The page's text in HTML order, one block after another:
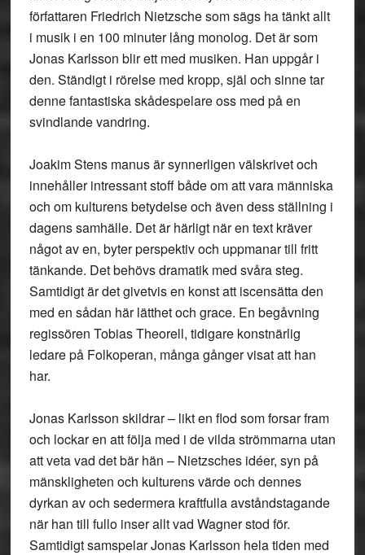
författaren Friedrich Nietzsche som sägs ha tänkt allt
i musik i en 100 minuter lång monolog. Det är som
Jonas Karlsson blir ett med musiken. Han uppgår i
den. Ständigt i rörelse med kropp, själ och sinne tar
denne fantastiska skådespelare oss med på en
svindlande vandring.
Joakim Stens manus är synnerligen välskrivet och
innehåller intressant stoff både om att vara människa
och om kulturens betydelse och även dess ställning i
dagens samhälle. Det är härligt när en text kräver
något av en, byter perspektiv och uppmanar till fritt
tänkande. Det behövs dramatik med svåra steg.
Samtidigt är det givetvis en konst att iscensätta den
med en sådan här lätthet och grace. En begåvning
regissören Tobias Theorell, tidigare konstnärlig
ledare på Folkoperan, många gånger visat att han
har.
Jonas Karlsson skildrar – likt en flod som forsar fram
och lockar en att följa med i de vilda strömmarna utan
att veta vad det bär hän – Nietzsches idéer, syn på
mänskligheten och kulturens värde och dennes
dyrkan av och sedermera kraftfulla avståndstagande
när han till fullo inser allt vad Wagner stod för.
Samtidigt samspelar Jonas Karlsson hela tiden med